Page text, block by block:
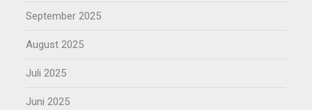
September 2025
August 2025
Juli 2025
Juni 2025